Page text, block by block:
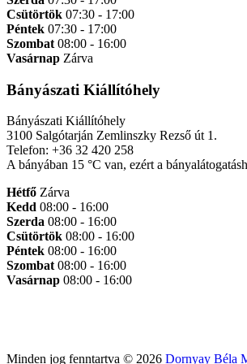
Csütörtök 07:30 - 17:00
Péntek 07:30 - 17:00
Szombat 08:00 - 16:00
Vasárnap Zárva
Bányászati Kiállítóhely
Bányászati Kiállítóhely
3100 Salgótarján Zemlinszky Rezső út 1.
Telefon: +36 32 420 258
A bányában 15 °C van, ezért a
Hétfő Zárva
Kedd 08:00 - 16:00
Szerda 08:00 - 16:00
Csütörtök 08:00 - 16:00
Péntek 08:00 - 16:00
Szombat 08:00 - 16:00
Vasárnap 08:00 - 16:00
Minden jog fenntartva © 2026 Dornyay Béla